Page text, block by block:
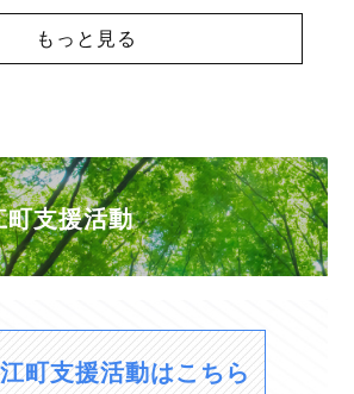
もっと見る
町支援活動
町支援活動はこちら